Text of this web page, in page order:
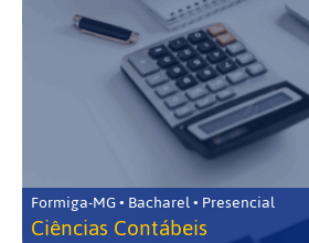
Formiga-MG • Bacharel • Presencial
Ciências Contábeis